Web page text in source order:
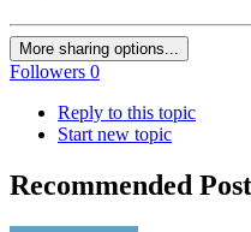
More sharing options...
Followers 0
Reply to this topic
Start new topic
Recommended